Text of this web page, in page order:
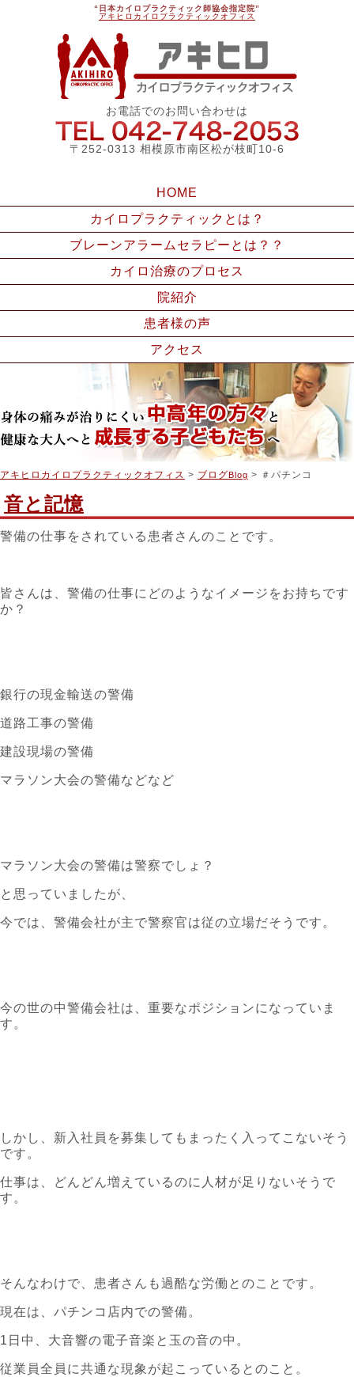
“日本カイロプラクティック師協会指定院”
アキヒロカイロプラクティックオフィス
お電話でのお問い合わせは
〒252-0313 相模原市南区松が枝町10-6
HOME
カイロプラクティックとは？
ブレーンアラームセラピーとは？？
カイロ治療のプロセス
院紹介
患者様の声
アクセス
アキヒロカイロプラクティックオフィス > ブログ Blog > ＃パチンコ
音と記憶
警備の仕事をされている患者さんのことです。
皆さんは、警備の仕事にどのようなイメージをお持ちです
か？
銀行の現金輸送の警備
道路工事の警備
建設現場の警備
マラソン大会の警備などなど
マラソン大会の警備は警察でしょ？
と思っていましたが、
今では、警備会社が主で警察官は従の立場だそうです。
今の世の中警備会社は、重要なポジションになっていま
す。
しかし、新入社員を募集してもまったく入ってこないそう
です。
仕事は、どんどん増えているのに人材が足りないそうで
す。
そんなわけで、患者さんも過酷な労働とのことです。
現在は、パチンコ店内での警備。
1日中、大音響の電子音楽と玉の音の中。
従業員全員に共通な現象が起こっているとのこと。